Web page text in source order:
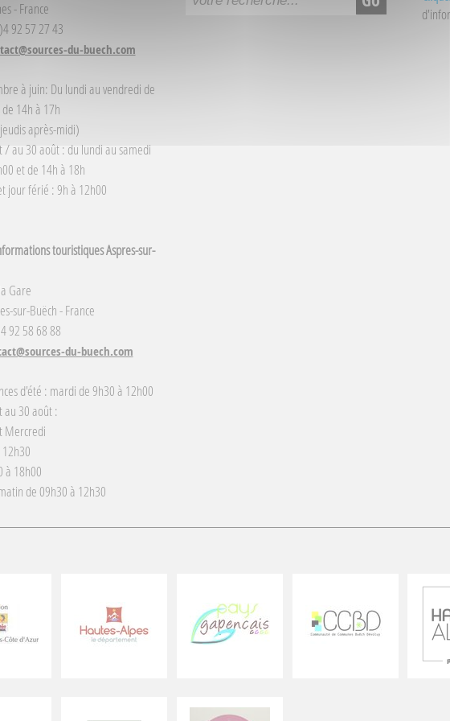
- France
92 57 27 43
du-buech.com
à juin: Du lundi au vendredi de
14h à 17h
après-midi)
/ au 30 août : du lundi au samedi
et de 14h à 18h
jour férié : 9h à 12h00
touristiques Aspres-sur-
Gare
sur-Buëch - France
92 58 68 88
du-buech.com
d'été : mardi de 9h30 à 12h00
au 30 août :
Mercredi
à 18h00
de 09h30 à 12h30